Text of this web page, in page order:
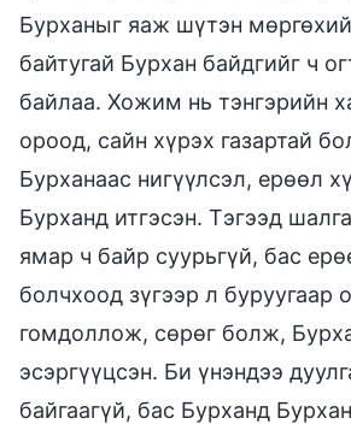
Бурханыг яаж шүтэн
байтугай Бурхан байдгийг ч
байлаа. Хожим нь тэнгэрийн
ороод, сайн хүрэх газартай
Бурханаас нигүүлсэл, ерөөл
Бурханд итгэсэн. Тэгээд
ямар ч байр суурьгүй, бас
болчхоод зүгээр л буруугаар
гомдоллож, сөрөг болж,
эсэргүүцсэн. Би үнэндээ
байгаагүй, бас Бурханд